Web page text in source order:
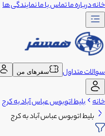
خانهدرباره ماتماس با مانمایندگی ها
سوالات متداول سفرهای من
خانه بلیط اتوبوس عباس آباد به کرج
بلیط اتوبوس عباس آباد به کرج